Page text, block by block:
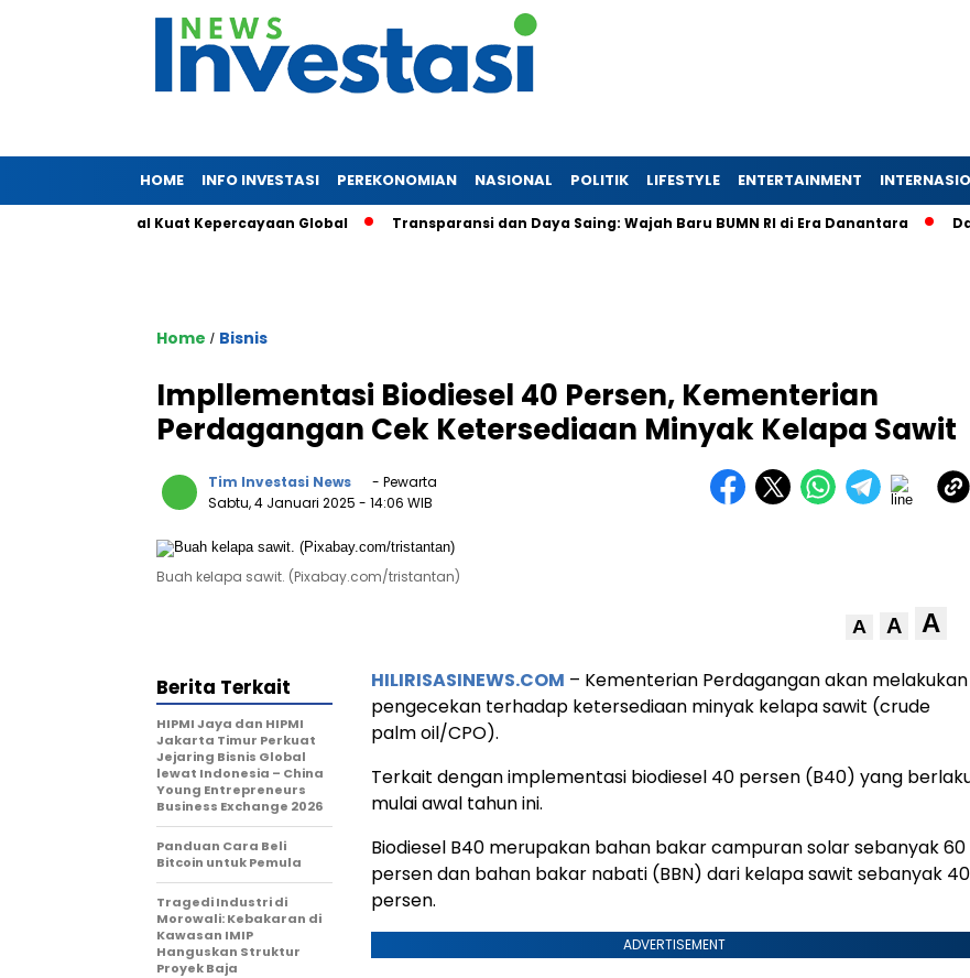
HOME INFO INVESTASI PEREKONOMIAN NASIONAL POLITIK LIFESTYLE ENTERTAINMENT
Sinyal Kuat Kepercayaan Global Transparansi dan Daya Saing: Wajah Baru BUMN RI di Era Danantara
Home / Bisnis
Impllementasi Biodiesel 40 Persen, Kementerian
Perdagangan Cek Ketersediaan Minyak Kelapa Sawit
Tim Investasi News
- Pewarta
Sabtu, 4 Januari 2025 - 14:06 WIB
Buah kelapa sawit. (Pixabay.com/tristantan)
A A A
HILIRISASINEWS.COM – Kementerian Perdagangan akan melakukan
pengecekan terhadap ketersediaan minyak kelapa sawit (crude
palm oil/CPO).
Terkait dengan implementasi biodiesel 40 persen (B40) yang
mulai awal tahun ini.
Biodiesel B40 merupakan bahan bakar campuran solar sebanyak 60
persen dan bahan bakar nabati (BBN) dari kelapa sawit sebanyak 40
persen.
ADVERTISEMENT
Berita Terkait
HIPMI Jaya dan HIPMI
Jakarta Timur Perkuat
Jejaring Bisnis Global
lewat Indonesia – China
Young Entrepreneurs
Business Exchange 2026
Panduan Cara Beli
Bitcoin untuk Pemula
Tragedi Industri di
Morowali: Kebakaran di
Kawasan IMIP
Hanguskan Struktur
Proyek Baja